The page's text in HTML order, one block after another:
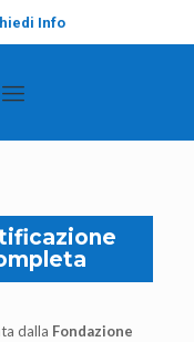
Info
dalla Fondazione